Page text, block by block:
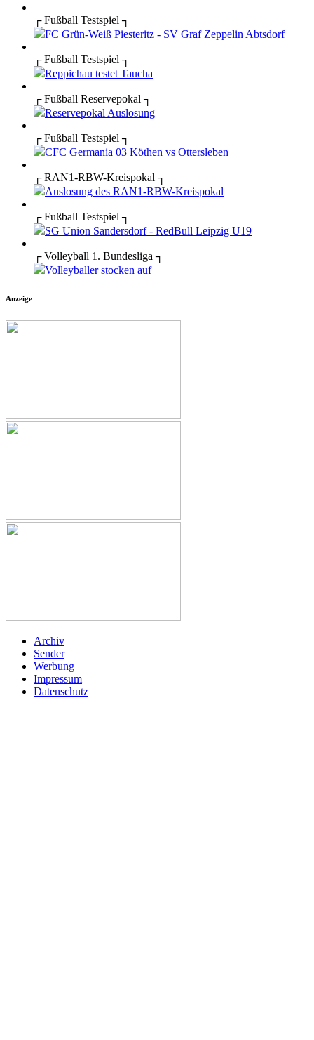
┌ Fußball Testspiel ┐
FC Grün-Weiß Piesteritz - SV Graf Zeppelin Abtsdorf
┌ Fußball Testspiel ┐
Reppichau testet Taucha
┌ Fußball Reservepokal ┐
Reservepokal Auslosung
┌ Fußball Testspiel ┐
CFC Germania 03 Köthen vs Ottersleben
┌ RAN1-RBW-Kreispokal ┐
Auslosung des RAN1-RBW-Kreispokal
┌ Fußball Testspiel ┐
SG Union Sandersdorf - RedBull Leipzig U19
┌ Volleyball 1. Bundesliga ┐
Volleyballer stocken auf
Anzeige
Archiv
Sender
Werbung
Impressum
Datenschutz